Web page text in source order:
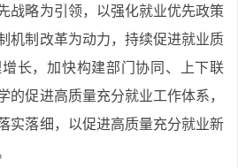
战略为引领，以强化就业优先政策
机制改革为动力，持续促进就业质
长，加快构建部门协同、上下联
的促进高质量充分就业工作体系，
实落细，以促进高质量充分就业新